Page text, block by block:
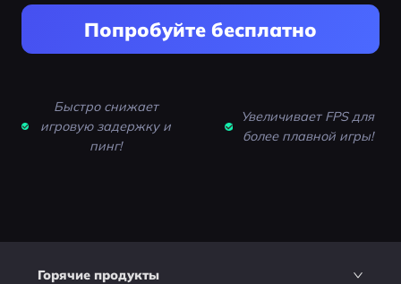
Попробуйте бесплатно
Быстро снижает
игровую задержку и
пинг!
Увеличивает FPS для
более плавной игры!
Горячие продукты